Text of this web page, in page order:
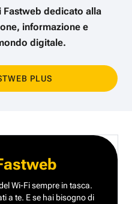
Fastweb dedicato alla
informazione e
digitale.
PLUS
Wi-Fi sempre in tasca.
a te. E se hai bisogno di